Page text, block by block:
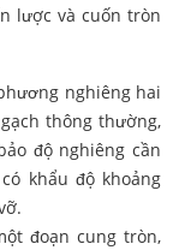
lược và cuốn tròn
nghiêng hai
thông thường,
độ nghiêng cần
khẩu độ khoảng
đoạn cung tròn,